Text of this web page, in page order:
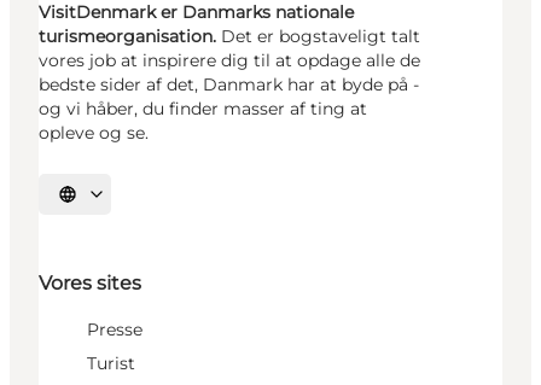
VisitDenmark er Danmarks nationale
turismeorganisation. Det er bogstaveligt talt
vores job at inspirere dig til at opdage alle de
bedste sider af det, Danmark har at byde på -
og vi håber, du finder masser af ting at
opleve og se.
Vælg sprog
Vores sites
Presse
Turist